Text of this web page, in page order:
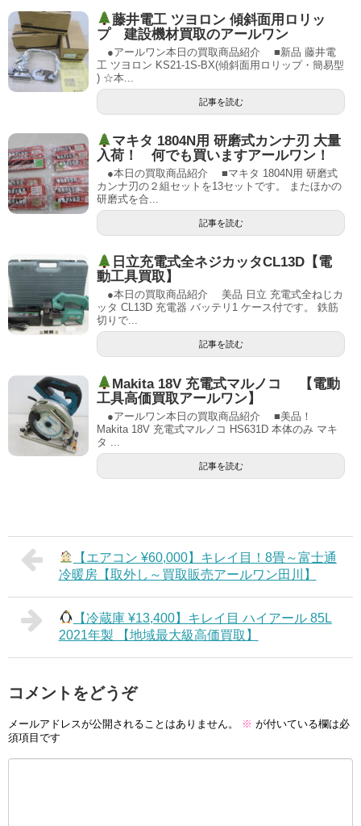
藤井電工 ツヨロン 傾斜面用ロリッ
プ 建設機材買取のアールワン
●アールワン本日の買取商品紹介 ■新品 藤井電
工 ツヨロン KS21-1S-BX(傾斜面用ロリップ・簡易型
) ☆本...
記事を読む
マキタ 1804N用 研磨式カンナ刃 大量
入荷！ 何でも買いますアールワン！
●本日の買取商品紹介 ■マキタ 1804N用 研磨式
カンナ刃の２組セットを13セットです。 またほかの
研磨式を合...
記事を読む
日立充電式全ネジカッタCL13D【電
動工具買取】
●本日の買取商品紹介 美品 日立 充電式全ねじカ
ッタ CL13D 充電器 バッテリ1 ケース付です。 鉄筋
切りで...
記事を読む
Makita 18V 充電式マルノコ 【電動
工具高価買取アールワン】
●アールワン本日の買取商品紹介 ■美品！
Makita 18V 充電式マルノコ HS631D 本体のみ マキ
タ ...
記事を読む
【エアコン ¥60,000】キレイ目！8畳～富士通
冷暖房【取外し～買取販売アールワン田川】
【冷蔵庫 ¥13,400】キレイ目 ハイアール 85L
2021年製 【地域最大級高価買取】
コメントをどうぞ
メールアドレスが公開されることはありません。 ※ が付いている欄は必
須項目です